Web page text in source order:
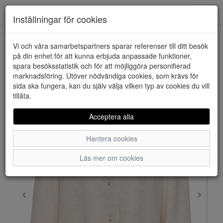
HEM JACQUELINE DE YONG
Inställningar för cookies
Vi och våra samarbetspartners sparar referenser till ditt besök
på din enhet för att kunna erbjuda anpassade funktioner,
spara besöksstatistik och för att möjliggöra personifierad
marknadsföring. Utöver nödvändiga cookies, som krävs för
sida ska fungera, kan du själv välja vilken typ av cookies du vill
tillåta.
Acceptera alla
Hantera cookies
Läs mer om cookies